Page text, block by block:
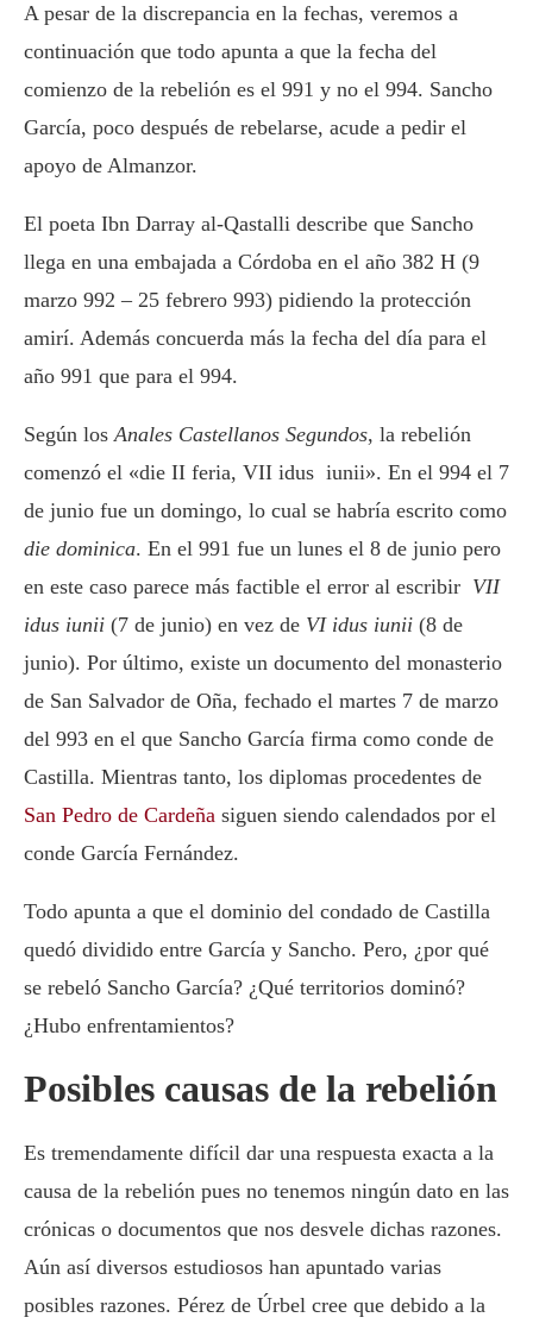
A pesar de la discrepancia en la fechas, veremos a
continuación que todo apunta a que la fecha del
comienzo de la rebelión es el 991 y no el 994. Sancho
García, poco después de rebelarse, acude a pedir el
apoyo de Almanzor.
El poeta Ibn Darray al-Qastalli describe que Sancho
llega en una embajada a Córdoba en el año 382 H (9
marzo 992 – 25 febrero 993) pidiendo la protección
amirí. Además concuerda más la fecha del día para el
año 991 que para el 994.
Según losAnales Castellanos Segundos, la rebelión
comenzó el «die II feria, VII idus iunii». En el 994 el 7
de junio fue un domingo, lo cual se habría escrito como
die dominica. En el 991 fue un lunes el 8 de junio pero
en este caso parece más factible el error al escribir VII
idus iunii (7 de junio) en vez de VI idus iunii (8 de
junio). Por último, existe un documento del monasterio
de San Salvador de Oña, fechado el martes 7 de marzo
del 993 en el que Sancho García firma como conde de
Castilla. Mientras tanto, los diplomas procedentes de
San Pedro de Cardeña siguen siendo calendados por el
conde García Fernández.
Todo apunta a que el dominio del condado de Castilla
quedó dividido entre García y Sancho. Pero, ¿por qué
se rebeló Sancho García? ¿Qué territorios dominó?
¿Hubo enfrentamientos?
Posibles causas de la rebelión
Es tremendamente difícil dar una respuesta exacta a la
causa de la rebelión pues no tenemos ningún dato en las
crónicas o documentos que nos desvele dichas razones.
Aún así diversos estudiosos han apuntado varias
posibles razones. Pérez de Úrbel cree que debido a la